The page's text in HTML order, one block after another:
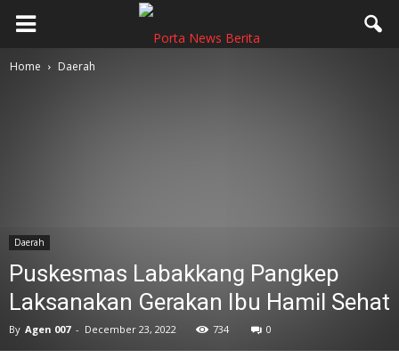
Home Daerah
Daerah
Puskesmas Labakkang Pangkep
Laksanakan Gerakan Ibu Hamil Sehat
By Agen 007 - December 23, 2022 734 0